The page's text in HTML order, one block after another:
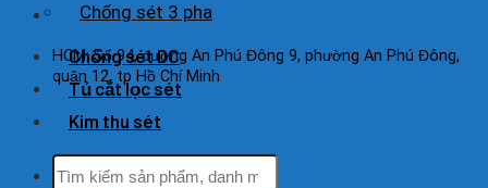
HOTLINE: 0925 038 097
HCM: Số 94, đường An Phú Đông 9, phường An Phú Đông,
quận 12, tp Hồ Chí Minh
Hỗ trợ khách hàng
Chống sét 3 pha
Chống sét DC
Tủ cắt lọc sét
Kim thu sét
Tìm